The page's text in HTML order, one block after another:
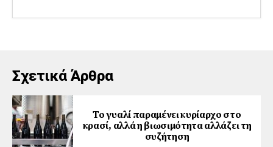
Σχετικά Άρθρα
Το γυαλί παραμένει κυρίαρχο στο
κρασί, αλλά η βιωσιμότητα αλλάζει τη
συζήτηση